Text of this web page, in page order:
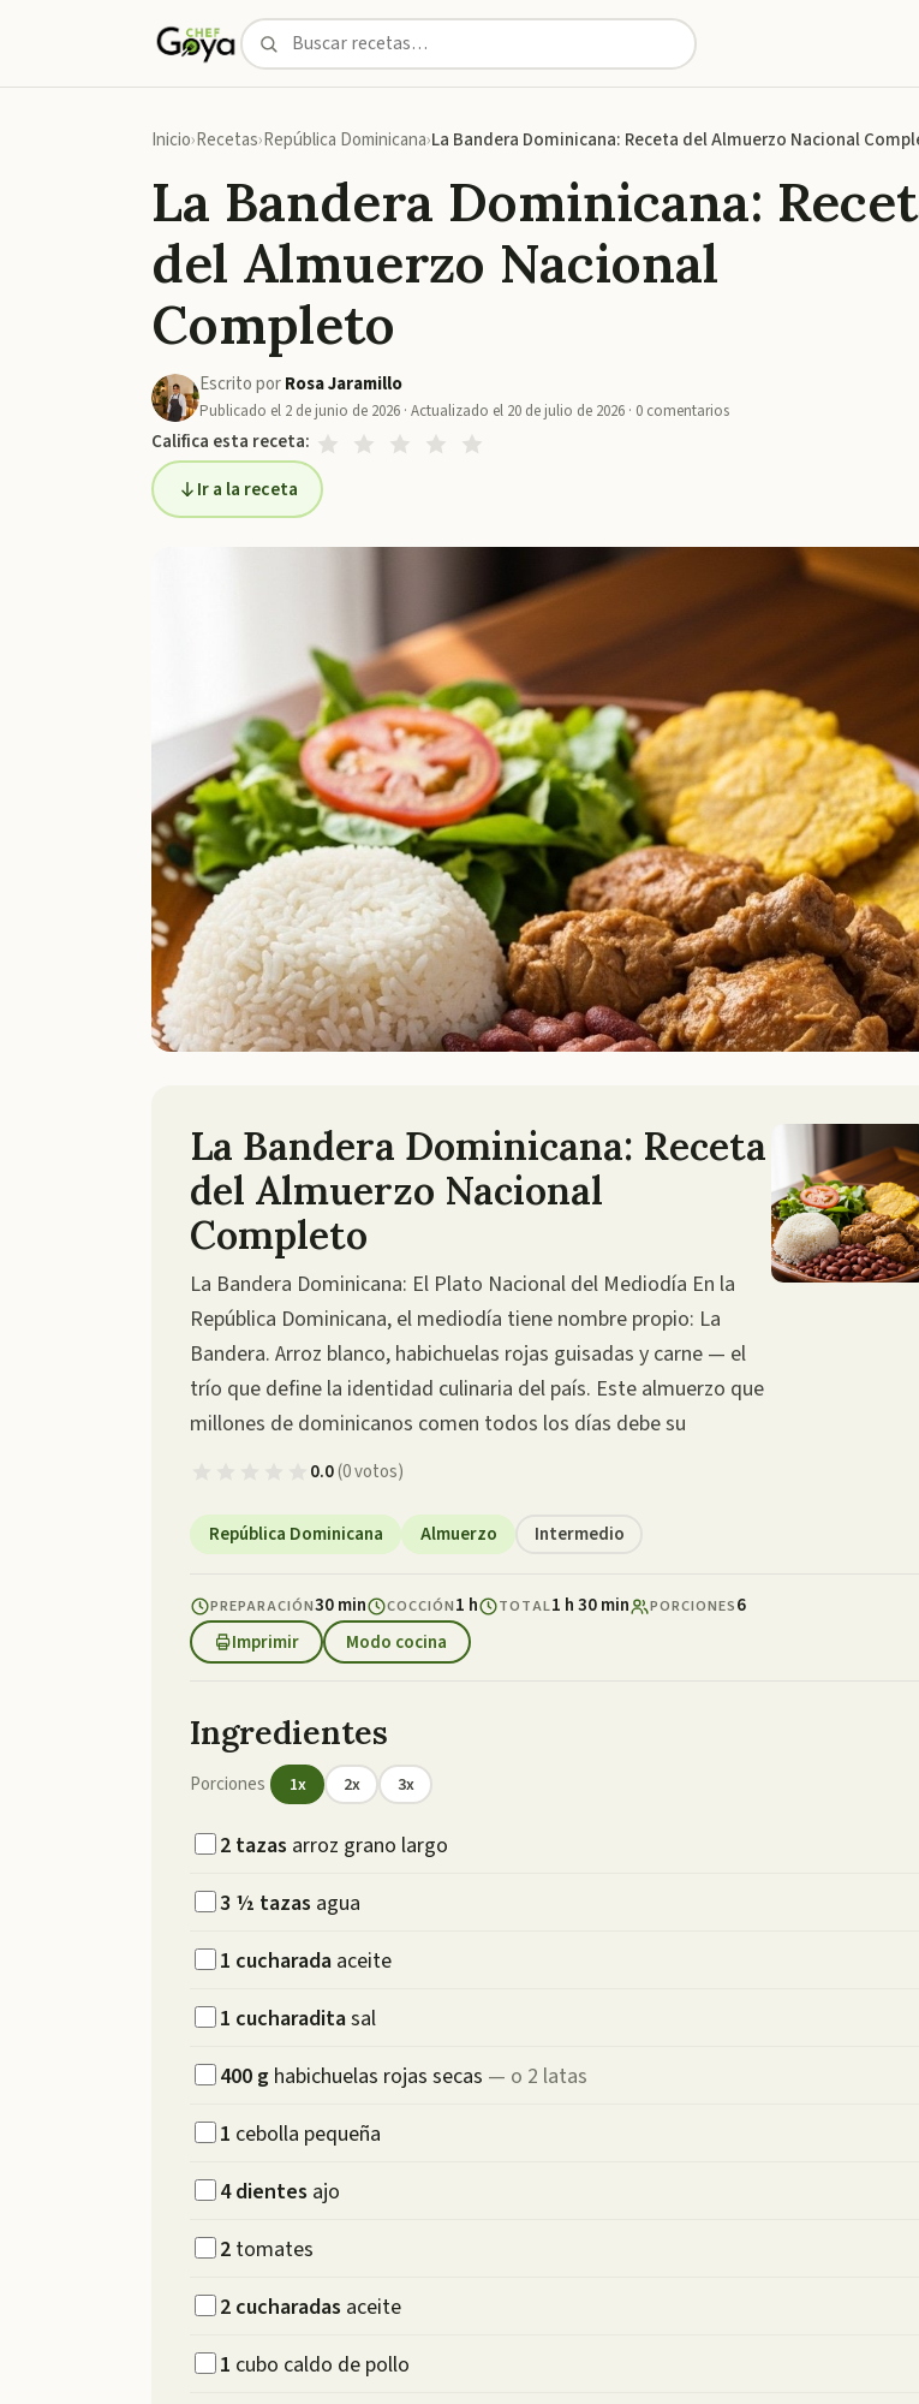
Inicio Recetas República Dominicana La Bandera Dominicana: Receta del Almuerzo Nacional
La Bandera Dominicana:
del Almuerzo Nacional
Completo
Escrito porRosa Jaramillo
Publicado el 2 de junio de 2026 · Actualizado el 20 de julio de 2026 · 0 comentarios
Califica esta receta:
Ir a la receta
La Bandera Dominicana: Receta
del Almuerzo Nacional
Completo
La Bandera Dominicana: El Plato Nacional del Mediodía En la
República Dominicana, el mediodía tiene nombre propio: La
Bandera. Arroz blanco, habichuelas rojas guisadas y carne — el
trío que define la identidad culinaria del país. Este almuerzo que
millones de dominicanos comen todos los días debe su
0.0(0votos)
República Dominicana Almuerzo Intermedio
PREPARACIÓN30 min COCCIÓN1 h TOTAL1 h 30 min PORCIONES6
Imprimir
Modo cocina
Ingredientes
Porciones 1x 2x 3x
2 tazas arroz grano largo
3 ½ tazas agua
1 cucharada aceite
1 cucharaditasal
400 g habichuelas rojas secas — o 2 latas
1 cebolla pequeña
4dientes ajo
2 tomates
2 cucharadas aceite
1 cubo caldo de pollo